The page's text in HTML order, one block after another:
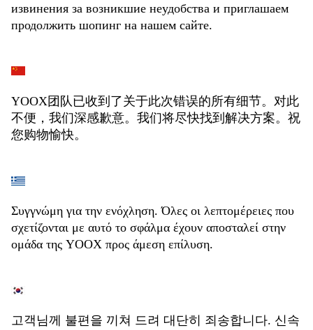
извинения за возникшие неудобства и приглашаем
продолжить шопинг на нашем сайте.
YOOX团队已收到了关于此次错误的所有细节。对此
不便，我们深感歉意。我们将尽快找到解决方案。祝
您购物愉快。
Συγγνώμη για την ενόχληση. Όλες οι λεπτομέρειες που
σχετίζονται με αυτό το σφάλμα έχουν αποσταλεί στην
ομάδα της YOOX προς άμεση επίλυση.
고객님께 불편을 끼쳐 드려 대단히 죄송합니다. 신속